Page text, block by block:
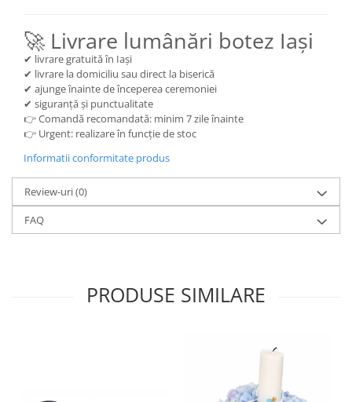
🚀 Livrare lumânări botez Iași
✔ livrare gratuită în Iași
✔ livrare la domiciliu sau direct la biserică
✔ ajunge înainte de începerea ceremoniei
✔ siguranță și punctualitate
👉 Comandă recomandată: minim 7 zile înainte
👉 Urgent: realizare în funcție de stoc
Informatii conformitate produs
Review-uri(0)
FAQ
PRODUSE SIMILARE